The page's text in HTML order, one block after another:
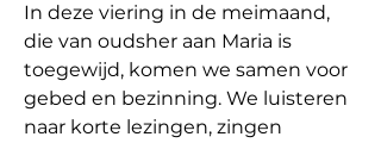
In deze viering in de meimaand,
die van oudsher aan Maria is
toegewijd, komen we samen voor
gebed en bezinning. We luisteren
naar korte lezingen, zingen